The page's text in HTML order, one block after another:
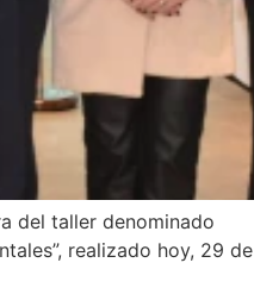
del taller denominado
realizado hoy, 29 de